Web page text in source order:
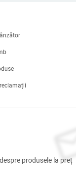
produsele la preț